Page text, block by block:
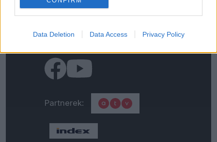
Data Deletion Data Access Privacy Policy
tájékoztató
Médiaajánlat
Partnerek: